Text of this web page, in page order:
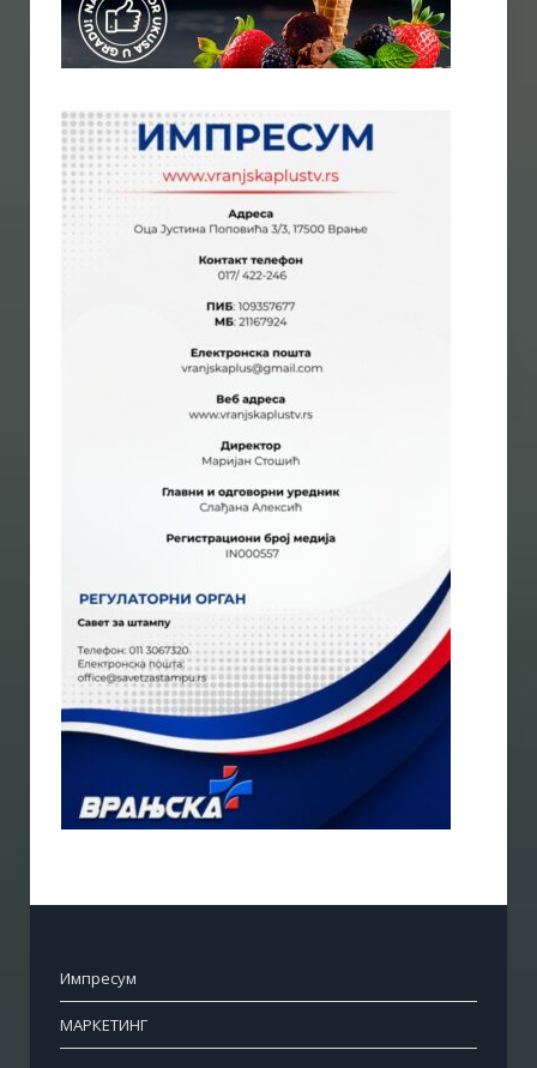
Импресум
МАРКЕТИНГ